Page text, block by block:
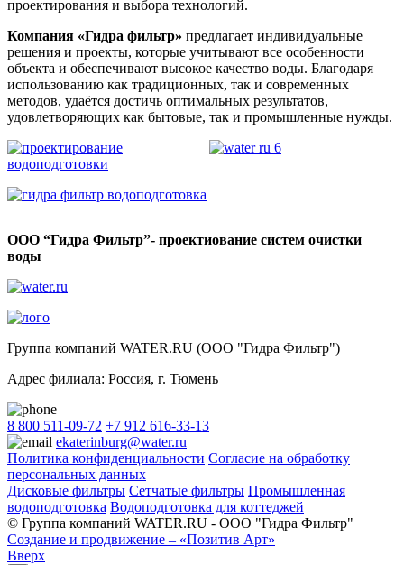
проектирования и выбора технологий.
Компания «Гидра фильтр» предлагает индивидуальные
решения и проекты, которые учитывают все особенности
объекта и обеспечивают высокое качество воды. Благодаря
использованию как традиционных, так и современных
методов, удаётся достичь оптимальных результатов,
удовлетворяющих как бытовые, так и промышленные нужды.
ООО “Гидра Фильтр”- проектиование систем очистки
воды
Группа компаний WATER.RU (ООО "Гидра Фильтр")
Адрес филиала: Россия, г. Тюмень
8 800 511-09-72 +7 912 616-33-13
ekaterinburg@water.ru
Политика конфиденциальности Согласие на обработку
персональных данных
Дисковые фильтры Сетчатые фильтры Промышленная
водоподготовка Водоподготовка для коттеджей
© Группа компаний WATER.RU - ООО "Гидра Фильтр"
Создание и продвижение – «Позитив Арт»
Вверх